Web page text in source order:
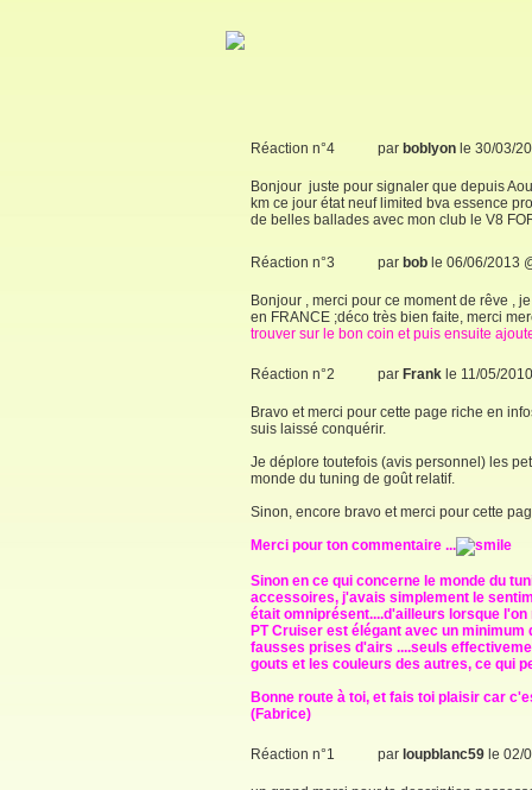
Réaction n°4 par boblyon le 30/03/
Bonjour juste pour signaler que depuis
km ce jour état neuf limited bva essence
de belles ballades avec mon club le V8
Réaction n°3 par bob le 06/06/2013
Bonjour , merci pour ce moment de rêve ,
en FRANCE ;déco très bien faite, merci
trouver sur le bon coin et puis ensuite
Réaction n°2 par Frank le 11/05/
Bravo et merci pour cette page riche en
suis laissé conquérir.
Je déplore toutefois (avis personnel) les
monde du tuning de goût relatif.
Sinon, encore bravo et merci pour cette
Merci pour ton commentaire ...
Sinon en ce qui concerne le monde du
accessoires, j'avais simplement le
était omniprésent....d'ailleurs lorsque
PT Cruiser est élégant avec un
fausses prises d'airs ....seuls
gouts et les couleurs des autres, ce qui
Bonne route à toi, et fais toi plaisir car
(Fabrice)
Réaction n°1 par loupblanc59 le 02/